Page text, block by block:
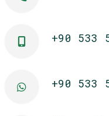
+90 533
+90 533